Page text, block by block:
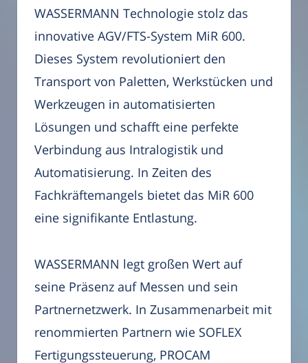
WASSERMANN Technologie stolz das
innovative AGV/FTS-System MiR 600.
Dieses System revolutioniert den
Transport von Paletten, Werkstücken und
Werkzeugen in automatisierten
Lösungen und schafft eine perfekte
Verbindung aus Intralogistik und
Automatisierung. In Zeiten des
Fachkräftemangels bietet das MiR 600
eine signifikante Entlastung.
WASSERMANN legt großen Wert auf
seine Präsenz auf Messen und sein
Partnernetzwerk. In Zusammenarbeit mit
renommierten Partnern wie SOFLEX
Fertigungssteuerung, PROCAM